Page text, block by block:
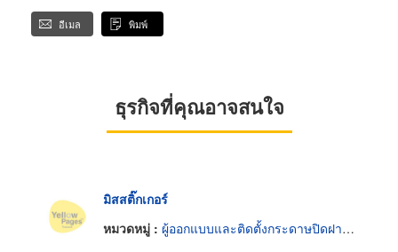
อีเมล พิมพ์
ธุรกิจที่คุณอาจสนใจ
มิสสติ๊กเกอร์
หมวดหมู่ : ผู้ออกแบบและติดตั้งกระดาษปิดฝาผนัง